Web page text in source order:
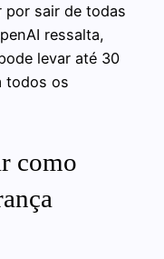
por sair de todas
ressalta,
levar até 30
todos os
como